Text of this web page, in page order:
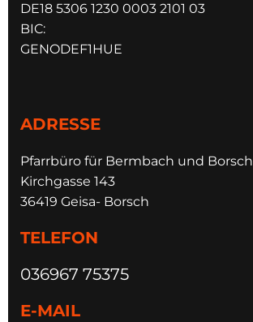
DE18 5306 1230 0003 2101 03
BIC:
GENODEF1HUE
ADRESSE
Pfarrbüro für Bermbach und Borsch
Kirchgasse 143
36419 Geisa- Borsch
TELEFON
036967 75375
E-MAIL